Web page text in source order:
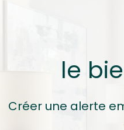
le
Créer une alerte